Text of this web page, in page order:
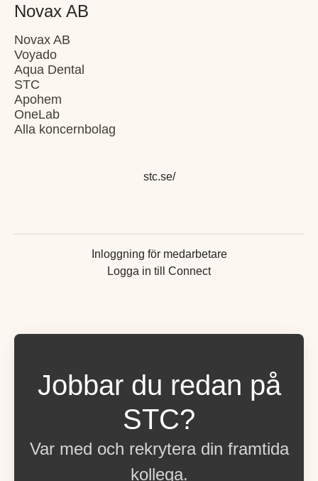
Novax AB
Novax AB
Voyado
Aqua Dental
STC
Apohem
OneLab
Alla koncernbolag
stc.se/
Inloggning för medarbetare
Logga in till Connect
Jobbar du redan på
STC?
Var med och rekrytera din framtida
kollega.